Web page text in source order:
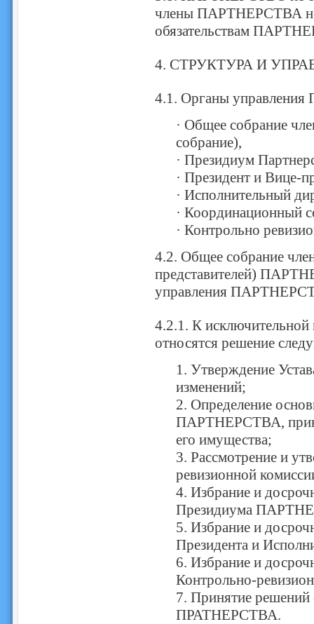
члены ПАРТНЕРСТВА
обязательствам
4. СТРУКТУРА И
4.1. Органы
· Общее собрание
собрание),
· Президиум
· Президент и Вице-
· Исполнительный
· Координационный
· Контрольно
4.2. Общее собрание
представителей)
управления
4.2.1. К
относятся решение
1. Утверждение
изменений;
2. Определение
ПАРТНЕРСТВА,
его имущества;
3. Рассмотрение и
ревизионной
4. Избрание и
Президиума
5. Избрание и
Президента и
6. Избрание и
Контрольно-
7. Принятие решений
ПРАТНЕРСТВА.